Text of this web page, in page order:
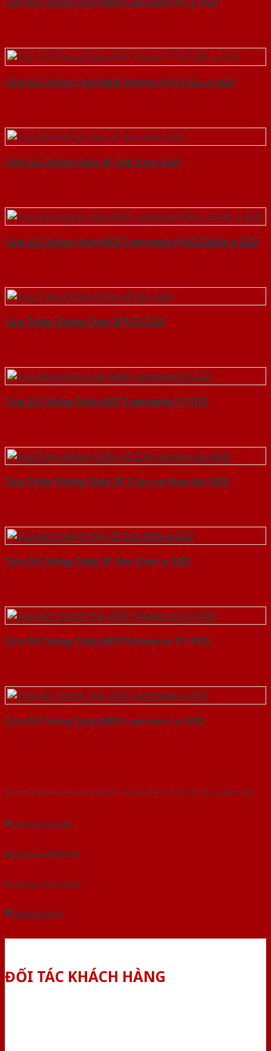
Cửa Gỗ Chống Cháy MDF Veneer P1G1 Sồi-a-SGD
Cửa Gỗ Chống Cháy 2P Sơn Xám-SGD
Cửa Gỗ Chống Cháy MDF Laminate P1R2 23029-a-SGD
Cửa Thép Chống Cháy 2P1G2-SGD
Cửa Gỗ Chống Cháy MDF Laminate P1-SGD
Cửa Thép Chống Cháy 2P 2 tay co thuy luc-SGD
Cửa Gỗ Chống Cháy 2P Sơn Xám-a-SGD
Cửa Gỗ Chống Cháy MDF Melamine P1-SGD
Cửa Gỗ Chống Cháy MDF Laminate-a-SGD
Với kinh nghiệm nhiêu năm nghiên cứu cửa theo tiêu chuẩn công nghệ Châu
Gửi yêu cầu tư vấn
Tải báo giá tổng hợp
Yêu cầu gọi lại (3 phút)
Dành cho đại lý
ĐỐI TÁC KHÁCH HÀNG